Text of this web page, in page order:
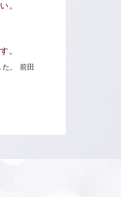
。
。
。 前田